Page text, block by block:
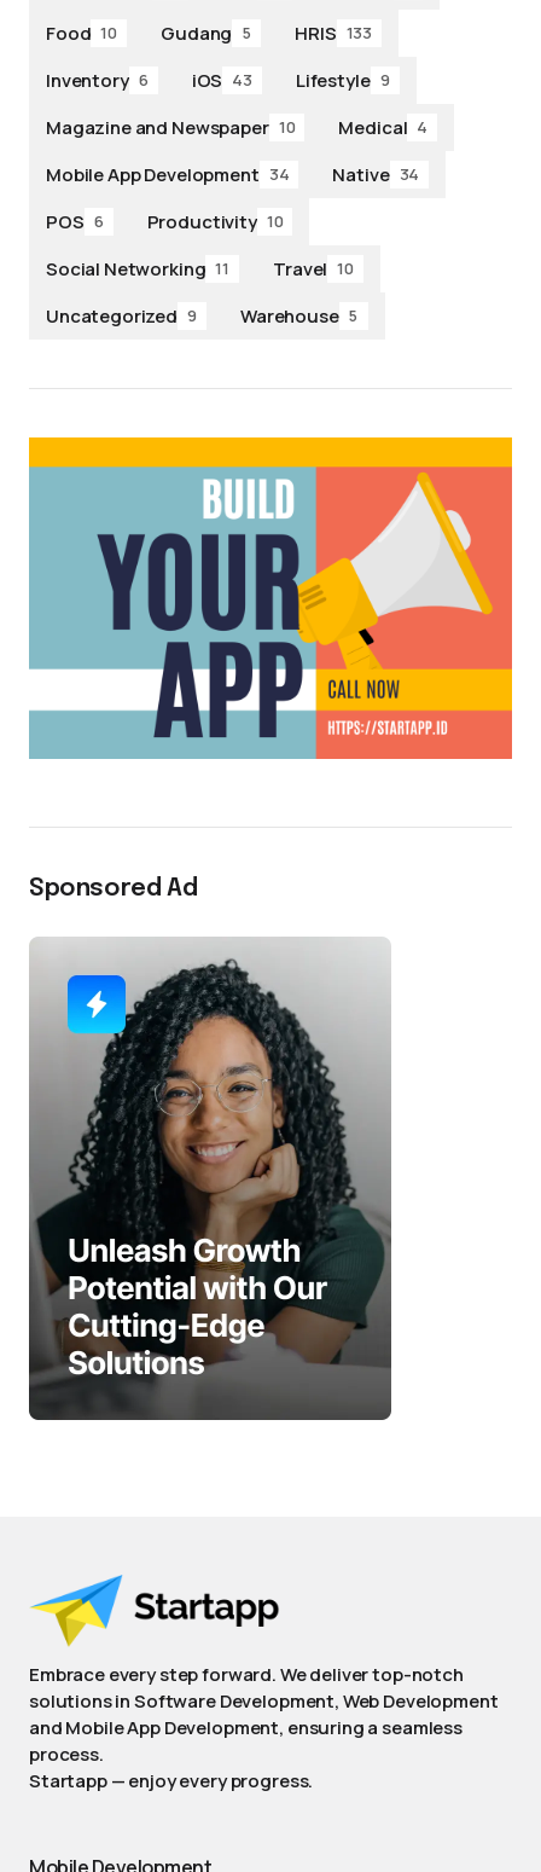
Food 10 Gudang 5 HRIS 133
Inventory 6 iOS 43 Lifestyle 9
Magazine and Newspaper 10 Medical 4
Mobile App Development 34 Native 34
POS 6 Productivity 10
Social Networking 11 Travel 10
Uncategorized 9 Warehouse 5
Sponsored Ad
Embrace every step forward. We deliver top-notch
solutions in Software Development, Web Development
and Mobile App Development, ensuring a seamless
process.
Startapp — enjoy every progress.